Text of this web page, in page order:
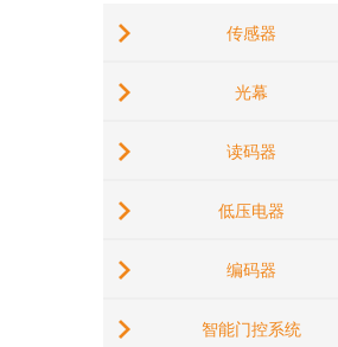
传感器
光幕
读码器
低压电器
编码器
智能门控系统